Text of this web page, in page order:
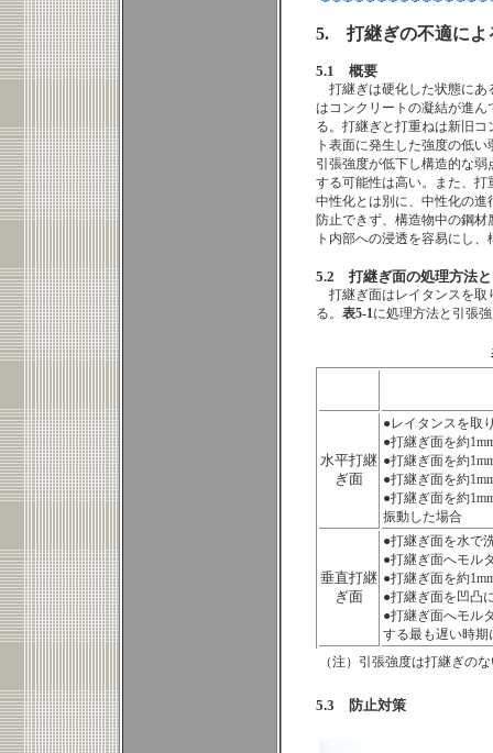
5. 打継ぎの不適によ
5.1 概要
打継ぎは硬化した状態に
はコンクリートの凝結が進
る。打継ぎと打重ねは新旧
ト表面に発生した強度の低
引張強度が低下し構造的な
する可能性は高い。
また、打
中性化とは別に、中性化の
防止できず、構造物中の鋼
ト内部への浸透を容易にし
5.2 打継ぎ面の処理方法と
打継ぎ面はレイタンスを
る。 表5-1に処理方法と引張
水平打継
ぎ面
●レイタンスを取
●打継ぎ面を約
●打継ぎ面を約
●打継ぎ面を約
●打継ぎ面を約
振動した場合
垂直打継
ぎ面
●打継ぎ面を水で
●打継ぎ面へモル
●打継ぎ面を約
●打継ぎ面を凹凸
●打継ぎ面へモル
する最も遅い時期
（注）引張強度は打継ぎ
5.3 防止対策